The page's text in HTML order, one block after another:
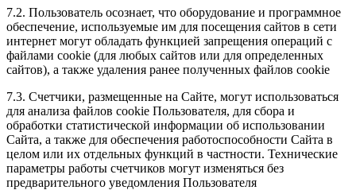
7.2. Пользователь осознает, что оборудование и программное
обеспечение, используемые им для посещения сайтов в сети
интернет могут обладать функцией запрещения операций с
файлами cookie (для любых сайтов или для определенных
сайтов), а также удаления ранее полученных файлов cookie
7.3. Счетчики, размещенные на Сайте, могут использоваться
для анализа файлов cookie Пользователя, для сбора и
обработки статистической информации об использовании
Сайта, а также для обеспечения работоспособности Сайта в
целом или их отдельных функций в частности. Технические
параметры работы счетчиков могут изменяться без
предварительного уведомления Пользователя